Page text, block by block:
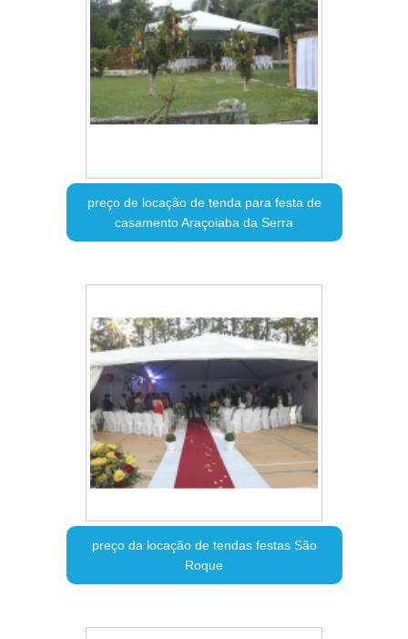
preço de locação de tenda para festa de
casamento Araçoiaba da Serra
preço da locação de tendas festas São
Roque